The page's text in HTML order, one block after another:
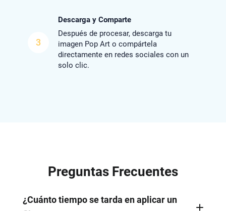
3
Descarga y Comparte
Después de procesar, descarga tu
imagen Pop Art o compártela
directamente en redes sociales con un
solo clic.
Preguntas Frecuentes
¿Cuánto tiempo se tarda en aplicar un